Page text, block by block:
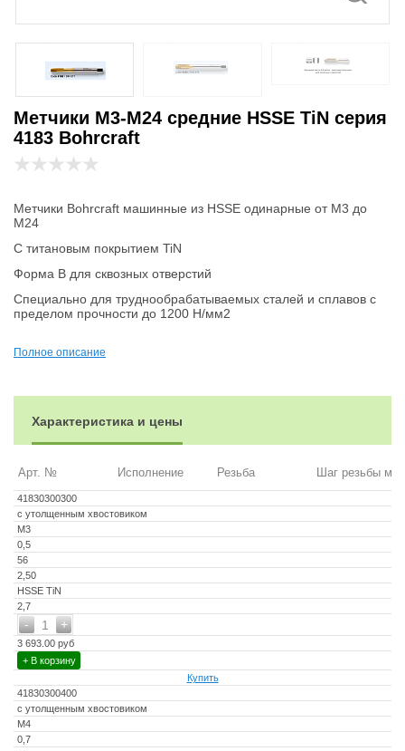
Метчики М3-М24 средние HSSE TiN серия
4183 Bohrcraft
Метчики Bohrcraft машинные из HSSE одинарные от М3 до
М24
С титановым покрытием TiN
Форма В для сквозных отверстий
Специально для труднообрабатываемых сталей и сплавов с
пределом прочности до 1200 Н/мм2
Полное описание
Характеристика и цены
Арт. № Исполнение Резьба Шаг резьбы мм
41830300300
с утолщенным хвостовиком
M3
0,5
56
2,50
HSSE TiN
2,7
+
- 1
3 693.00 руб
+ В корзину
Купить
41830300400
с утолщенным хвостовиком
M4
0,7